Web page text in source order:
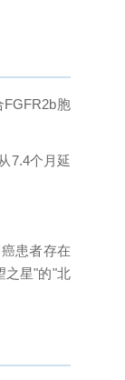
FGFR2b胞
7.4个月延
患者存在
之星"的"北